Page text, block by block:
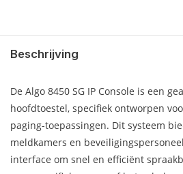
Beschrijving
De Algo 8450 SG IP Console is een
hoofdtoestel, specifiek ontworpen
paging-toepassingen. Dit systeem
meldkamers en
interface om snel en efficiënt